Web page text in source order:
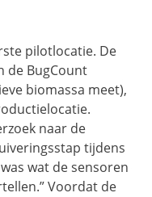
pilotlocatie. De
de BugCount
biomassa meet),
naar de
tijdens
wat de sensoren
Voordat de